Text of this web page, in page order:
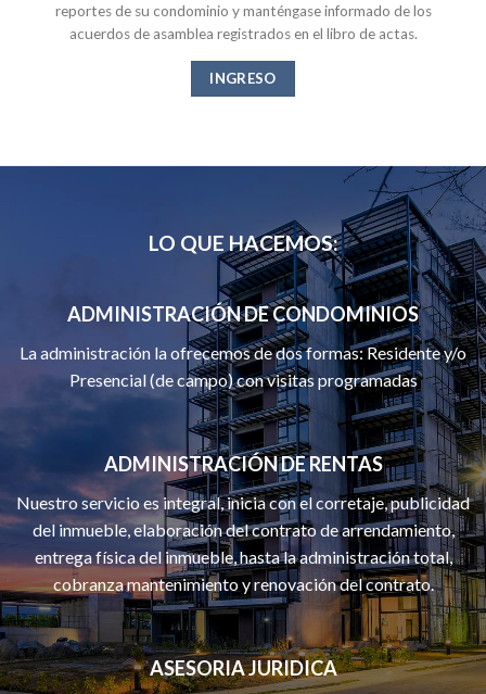
reportes de su condominio y manténgase informado de los
acuerdos de asamblea registrados en el libro de actas.
INGRESO
LO QUE HACEMOS:
ADMINISTRACIÓN DE CONDOMINIOS
La administración la ofrecemos de dos formas: Residente y/o
Presencial (de campo) con visitas programadas
ADMINISTRACIÓN DE RENTAS
Nuestro servicio es integral, inicia con el corretaje, publicidad
del inmueble, elaboración del contrato de arrendamiento,
entrega física del inmueble, hasta la administración total,
cobranza mantenimiento y renovación del contrato.
ASESORIA JURIDICA